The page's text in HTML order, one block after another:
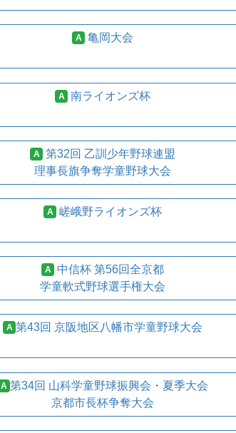
A 亀岡大会
A 南ライオンズ杯
A
第32回 乙訓少年野球連盟
理事長旗争奪学童野球大会
A 嵯峨野ライオンズ杯
A
中信杯 第56回全京都
学童軟式野球選手権大会
A 第43回 京阪地区八幡市学童野球大会
A 第34回 山科学童野球振興会・夏季大会
京都市長杯争奪大会